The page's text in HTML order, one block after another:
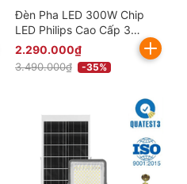
Đèn Pha LED 300W Chip
LED Philips Cao Cấp 3
Khoang KITAWA -
AC.DP05.300
2.290.000₫
3.490.000₫ -35%